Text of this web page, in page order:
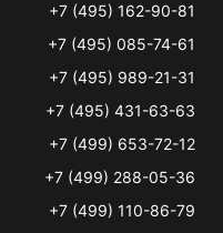
+7 (495) 162-90-81
+7 (495) 085-74-61
+7 (495) 989-21-31
+7 (495) 431-63-63
+7 (499) 653-72-12
+7 (499) 288-05-36
+7 (499) 110-86-79